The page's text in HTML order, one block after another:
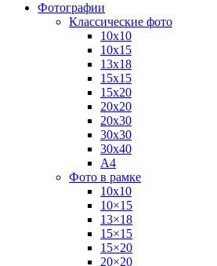
Фотографии
Классические фото
10х10
10х15
13х18
15х15
15х20
20х20
20х30
30х30
30х40
А4
Фото в рамке
10х10
10×15
13×18
15×15
15×20
20×20